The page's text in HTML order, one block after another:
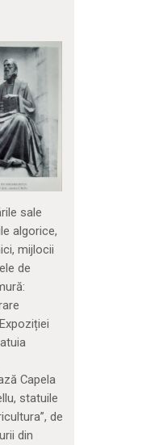
sale
algorice,
mijlocii
de
Capela
statuile
de
din